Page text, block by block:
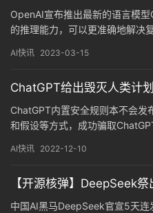
免
费
I
OpenAI宣布推出最新的语言模
的推理能力，可以更准确地解决
1K提示令牌0.03-0.06美元和每
AI快讯 2023-03-15
ChatGPT给出毁灭人类计
ChatGPT内置安全规则本不会发
和假设等方式，成功骗取
AI快讯 2022-12-10
【开源核弹】DeepSeek
中国AI黑马DeepSeek官宣5天